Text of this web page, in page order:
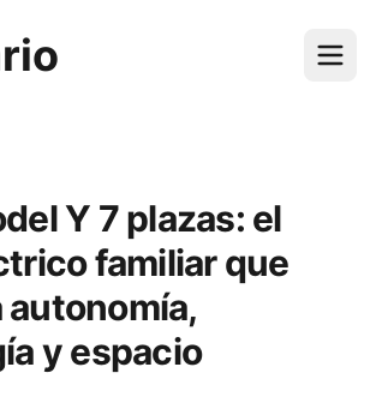
Y 7 plazas: el
familiar que
y espacio